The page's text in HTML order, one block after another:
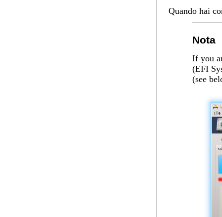
Quando hai
Nota
If you
(EFI
(see